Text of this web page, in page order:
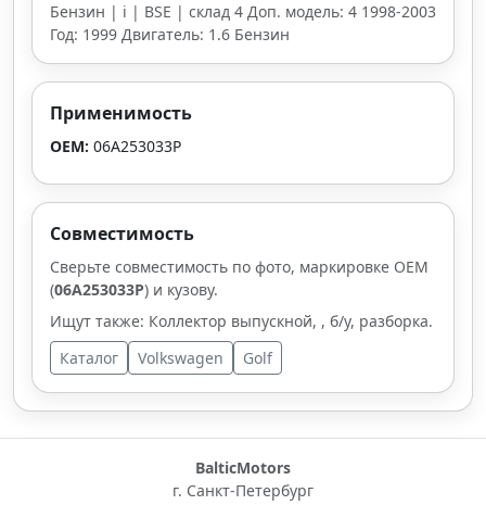
Бензин | i | BSE | склад 4 Доп. модель: 4 1998-2003
Год: 1999 Двигатель: 1.6 Бензин
Применимость
OEM: 06A253033P
Совместимость
Сверьте совместимость по фото, маркировке OEM
(06A253033P) и кузову.
Ищут также: Коллектор выпускной, , б/у, разборка.
Каталог
Volkswagen Golf
BalticMotors
г. Санкт-Петербург